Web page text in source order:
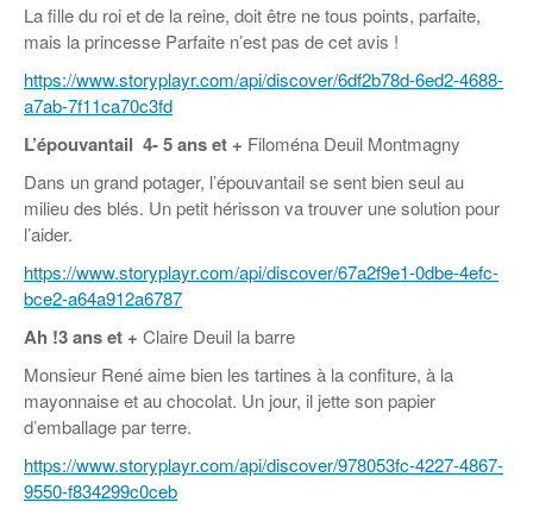
La fille du roi et de la reine, doit être ne tous points, parfaite,
mais la princesse Parfaite n’est pas de cet avis !
https://www.storyplayr.com/api/discover/6df2b78d-6ed2-4688-
a7ab-7f11ca70c3fd
L’épouvantail 4- 5 ans et + Filoména Deuil Montmagny
Dans un grand potager, l’épouvantail se sent bien seul au
milieu des blés. Un petit hérisson va trouver une solution pour
l’aider.
https://www.storyplayr.com/api/discover/67a2f9e1-0dbe-4efc-
bce2-a64a912a6787
Ah !3 anset + Claire Deuil la barre
Monsieur René aime bien les tartines à la confiture, à la
mayonnaise et au chocolat. Un jour, il jette son papier
d’emballage par terre.
https://www.storyplayr.com/api/discover/978053fc-4227-4867-
9550-f834299c0ceb